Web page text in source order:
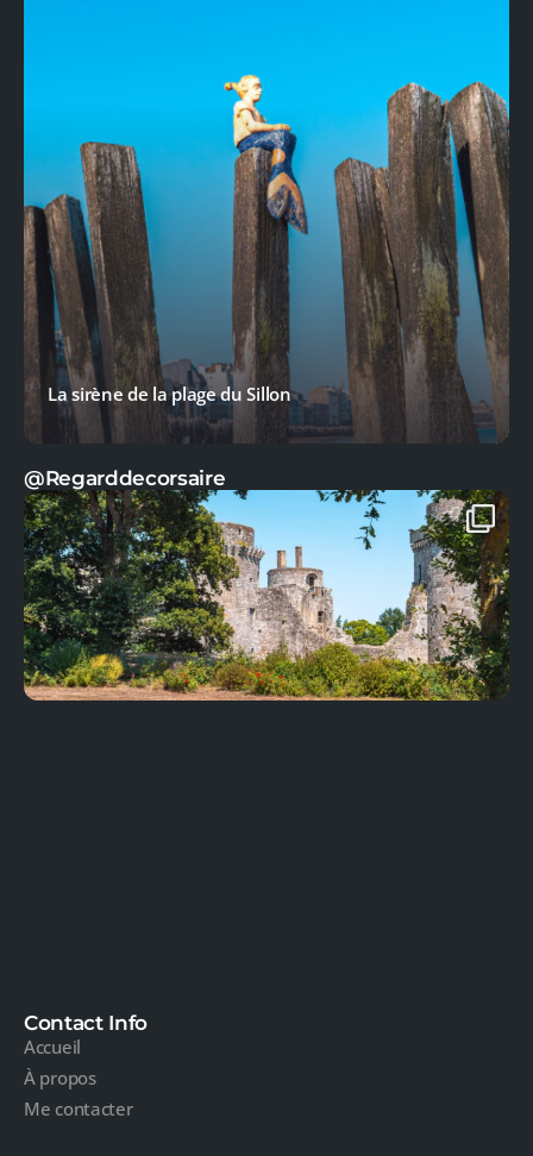
La sirène de la plage du Sillon
@Regarddecorsaire
Contact Info
Accueil
À propos
Me contacter